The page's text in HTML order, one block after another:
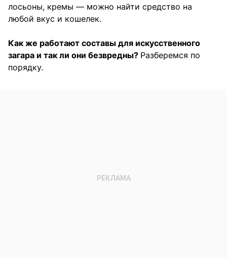
лосьоны, кремы — можно найти средство на
любой вкус и кошелек.
Как же работают составы для искусственного
загара и так ли они безвредны? Разберемся по
порядку.